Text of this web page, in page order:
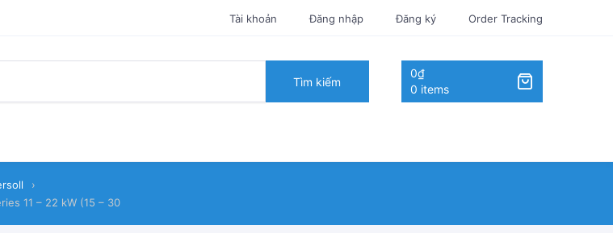
Tài khoản Đăng nhập Đăng ký Order Tracking
Tìm kiếm
0₫
0 items
›
11 – 22 kW (15 – 30